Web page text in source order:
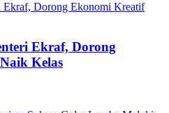
Ekraf, Dorong
Kelas